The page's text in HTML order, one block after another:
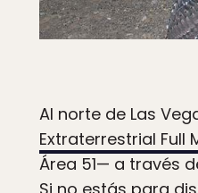
Al norte de Las
Extraterrestrial Full
Área 51— a través